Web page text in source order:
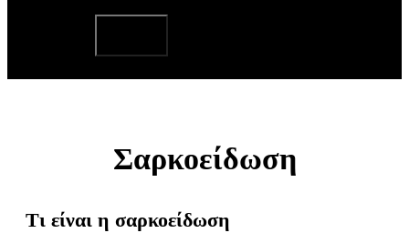
Σαρκοείδωση
Τι είναι η σαρκοείδωση